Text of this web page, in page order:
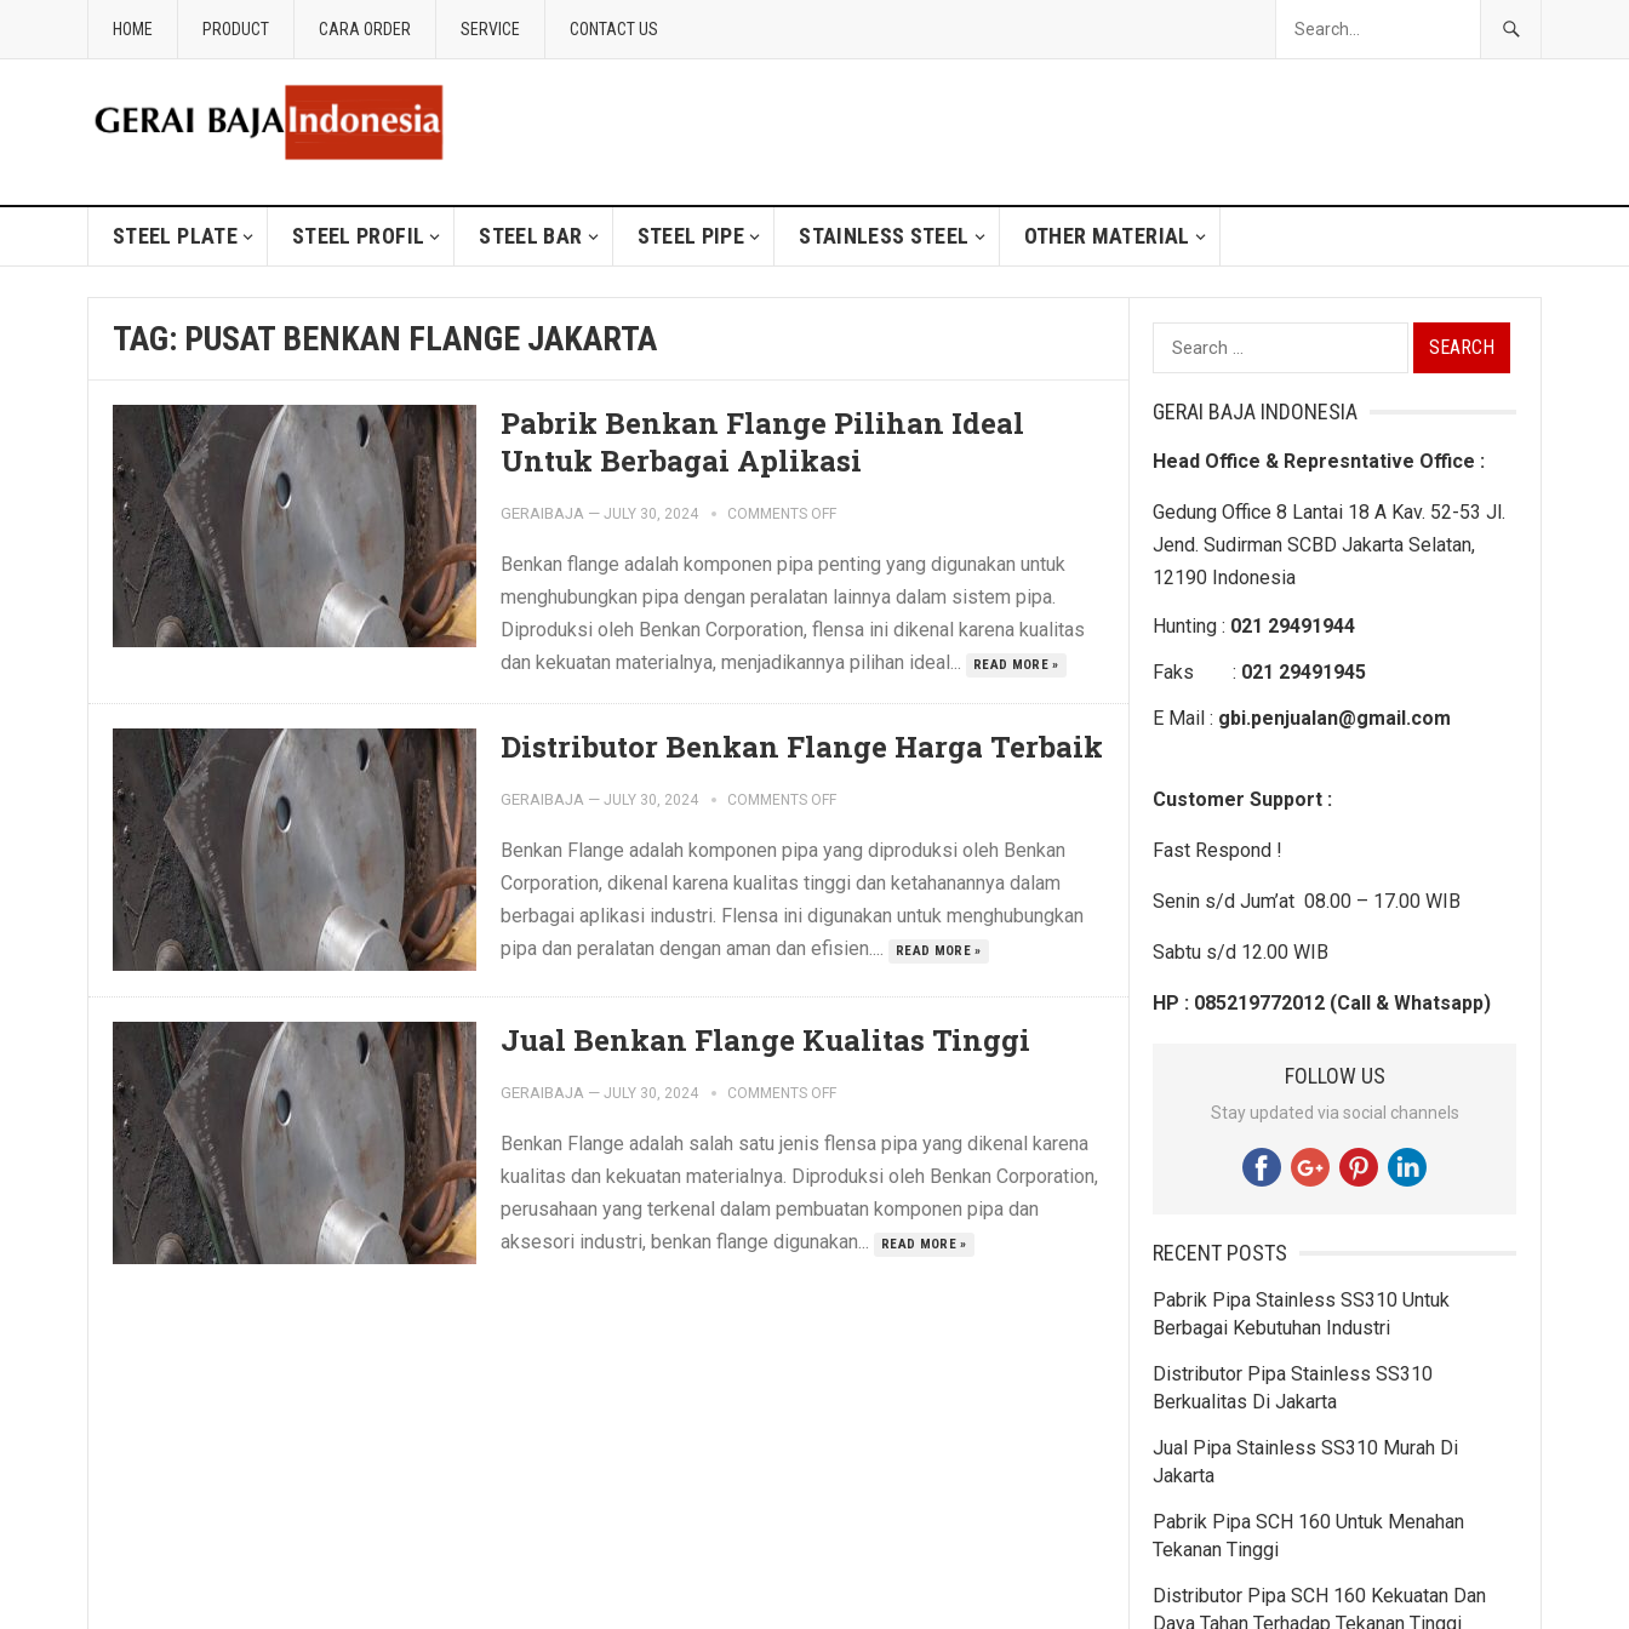
HOME PRODUCT CARA ORDER SERVICE CONTACT US
STEEL PLATE STEEL PROFIL STEEL BAR STEEL PIPE STAINLESS STEEL OTHER MATERIAL
TAG: PUSAT BENKAN FLANGE JAKARTA
Pabrik Benkan Flange Pilihan Ideal
Untuk Berbagai Aplikasi
GERAIBAJA — JULY 30, 2024 COMMENTS OFF
Benkan flange adalah komponen pipa penting yang digunakan untuk
menghubungkan pipa dengan peralatan lainnya dalam sistem pipa.
Diproduksi oleh Benkan Corporation, flensa ini dikenal karena kualitas
dan kekuatan materialnya, menjadikannya pilihan ideal...
READ MORE »
Distributor Benkan Flange Harga Terbaik
GERAIBAJA — JULY 30, 2024 COMMENTS OFF
Benkan Flange adalah komponen pipa yang diproduksi oleh Benkan
Corporation, dikenal karena kualitas tinggi dan ketahanannya dalam
berbagai aplikasi industri. Flensa ini digunakan untuk menghubungkan
pipa dan peralatan dengan aman dan efisien....
READ MORE »
Jual Benkan Flange Kualitas Tinggi
GERAIBAJA — JULY 30, 2024 COMMENTS OFF
Benkan Flange adalah salah satu jenis flensa pipa yang dikenal karena
kualitas dan kekuatan materialnya. Diproduksi oleh Benkan Corporation,
perusahaan yang terkenal dalam pembuatan komponen pipa dan
aksesori industri, benkan flange digunakan...
READ MORE »
Search
for:
GERAI BAJA INDONESIA
Head Office & Represntative Office :
Gedung Office 8 Lantai 18 A Kav. 52-53 Jl.
Jend. Sudirman SCBD Jakarta Selatan,
12190 Indonesia
Hunting : 021 29491944
Faks : 021 29491945
E Mail : gbi.penjualan@gmail.com
Customer Support :
Fast Respond !
Senin s/d Jum’at 08.00 – 17.00 WIB
Sabtu s/d 12.00 WIB
HP : 085219772012 (Call & Whatsapp)
FOLLOW US
Stay updated via social channels
RECENT POSTS
Pabrik Pipa Stainless SS310 Untuk
Berbagai Kebutuhan Industri
Distributor Pipa Stainless SS310
Berkualitas Di Jakarta
Jual Pipa Stainless SS310 Murah Di
Jakarta
Pabrik Pipa SCH 160 Untuk Menahan
Tekanan Tinggi
Distributor Pipa SCH 160 Kekuatan Dan
Daya Tahan Terhadap Tekanan Tinggi